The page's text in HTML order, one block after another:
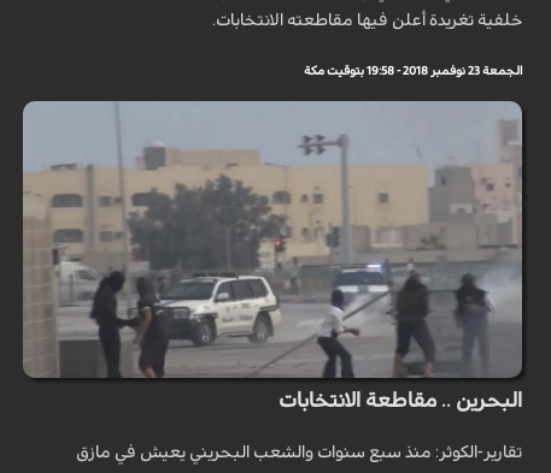
خلفية تغريدة أعلن فيها مقاطعته الانتخابات.
الجمعة 23 نوفمبر 2018 - 19:58 بتوقيت مكة
البحرين .. مقاطعة الانتخابات
تقارير-الكوثر: منذ سبع سنوات والشعب البحريني يعيش في مازق